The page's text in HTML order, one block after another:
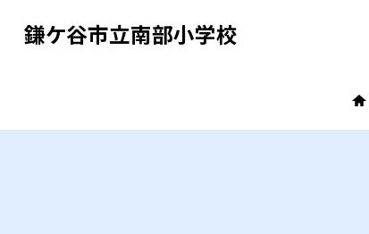
鎌ケ谷市立南部小学校